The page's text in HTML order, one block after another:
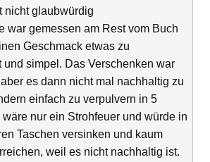
nicht glaubwürdig
war gemessen am Rest vom Buch
Geschmack etwas zu
und simpel. Das Verschenken war
es dann nicht mal nachhaltig zu
einfach zu verpulvern in 5
nur ein Strohfeuer und würde in
Taschen versinken und kaum
weil es nicht nachhaltig ist.